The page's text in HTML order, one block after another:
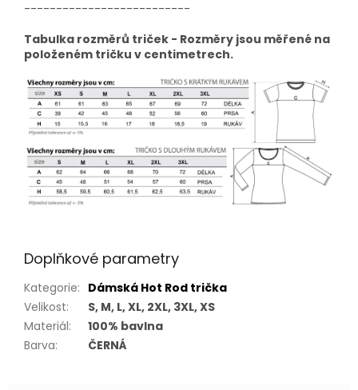
--------------------------
Tabulka rozměrů triček - Rozměry jsou měřené na
položeném tričku v centimetrech.
Doplňkové parametry
Kategorie: Dámská Hot Rod trička
Velikost:
S, M, L, XL, 2XL, 3XL, XS
Materiál:
100% bavlna
Barva: ČERNÁ